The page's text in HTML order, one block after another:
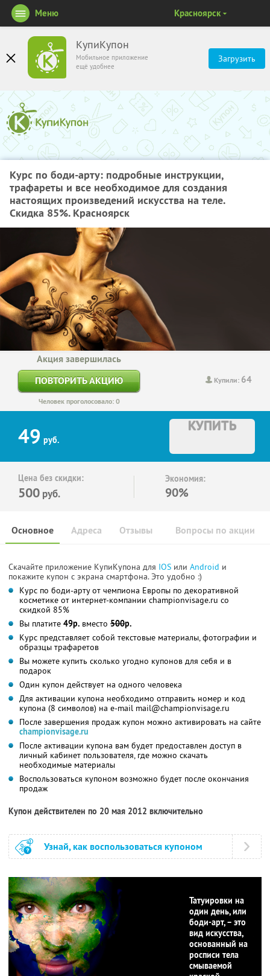
КупиКупон
Мобильное приложение
ещё удобнее
Загрузить
Меню Красноярск
Курс по боди-арту: подробные инструкции,
трафареты и все необходимое для создания
настоящих произведений искусства на теле.
Скидка 85%. Красноярск
Купили: 64
Акция завершилась
ПОВТОРИТЬ АКЦИЮ
Человек проголосовало: 0
49 руб.
КУПИТЬ
Цена без скидки:
500 руб.
Экономия:
90%
Основное Отзывы Вопросы по акции
Адреса
Скачайте приложение КупиКупона для IOS или Android и
покажите купон с экрана смартфона. Это удобно :)
Курс по боди-арту от чемпиона Европы по декоративной
косметике от интернет-компании championvisage.ru со
скидкой 85%
Вы платите 49р. вместо 500р.
Курс представляет собой текстовые материалы, фотографии и
образцы трафаретов
Вы можете купить сколько угодно купонов для себя и в
подарок
Один купон действует на одного человека
Для активации купона необходимо отправить номер и код
купона (8 символов) на e-mail mail@championvisage.ru
После завершения продаж купон можно активировать на сайте
championvisage.ru
После активации купона вам будет предоставлен доступ в
личный кабинет пользователя, где можно скачать
необходимые материалы
Воспользоваться купоном возможно будет после окончания
продаж
Купон действителен по 20 мая 2012 включительно
Узнай, как воспользоваться купоном
Татуировки на
один день, или
боди-арт, – это
вид искусства,
основанный на
росписи тела
смываемой